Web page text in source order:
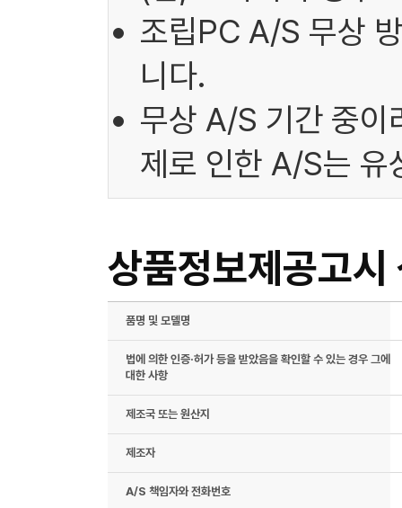
조립PC A/S 무상
니다.
무상 A/S 기간 중이
제로 인한 A/S는 유
상품정보제공고시
품명 및 모델명
법에 의한 인증·허가 등을 받았음을 확인할 수 있는 경우 그에
대한 사항
제조국 또는 원산지
제조자
A/S 책임자와 전화번호